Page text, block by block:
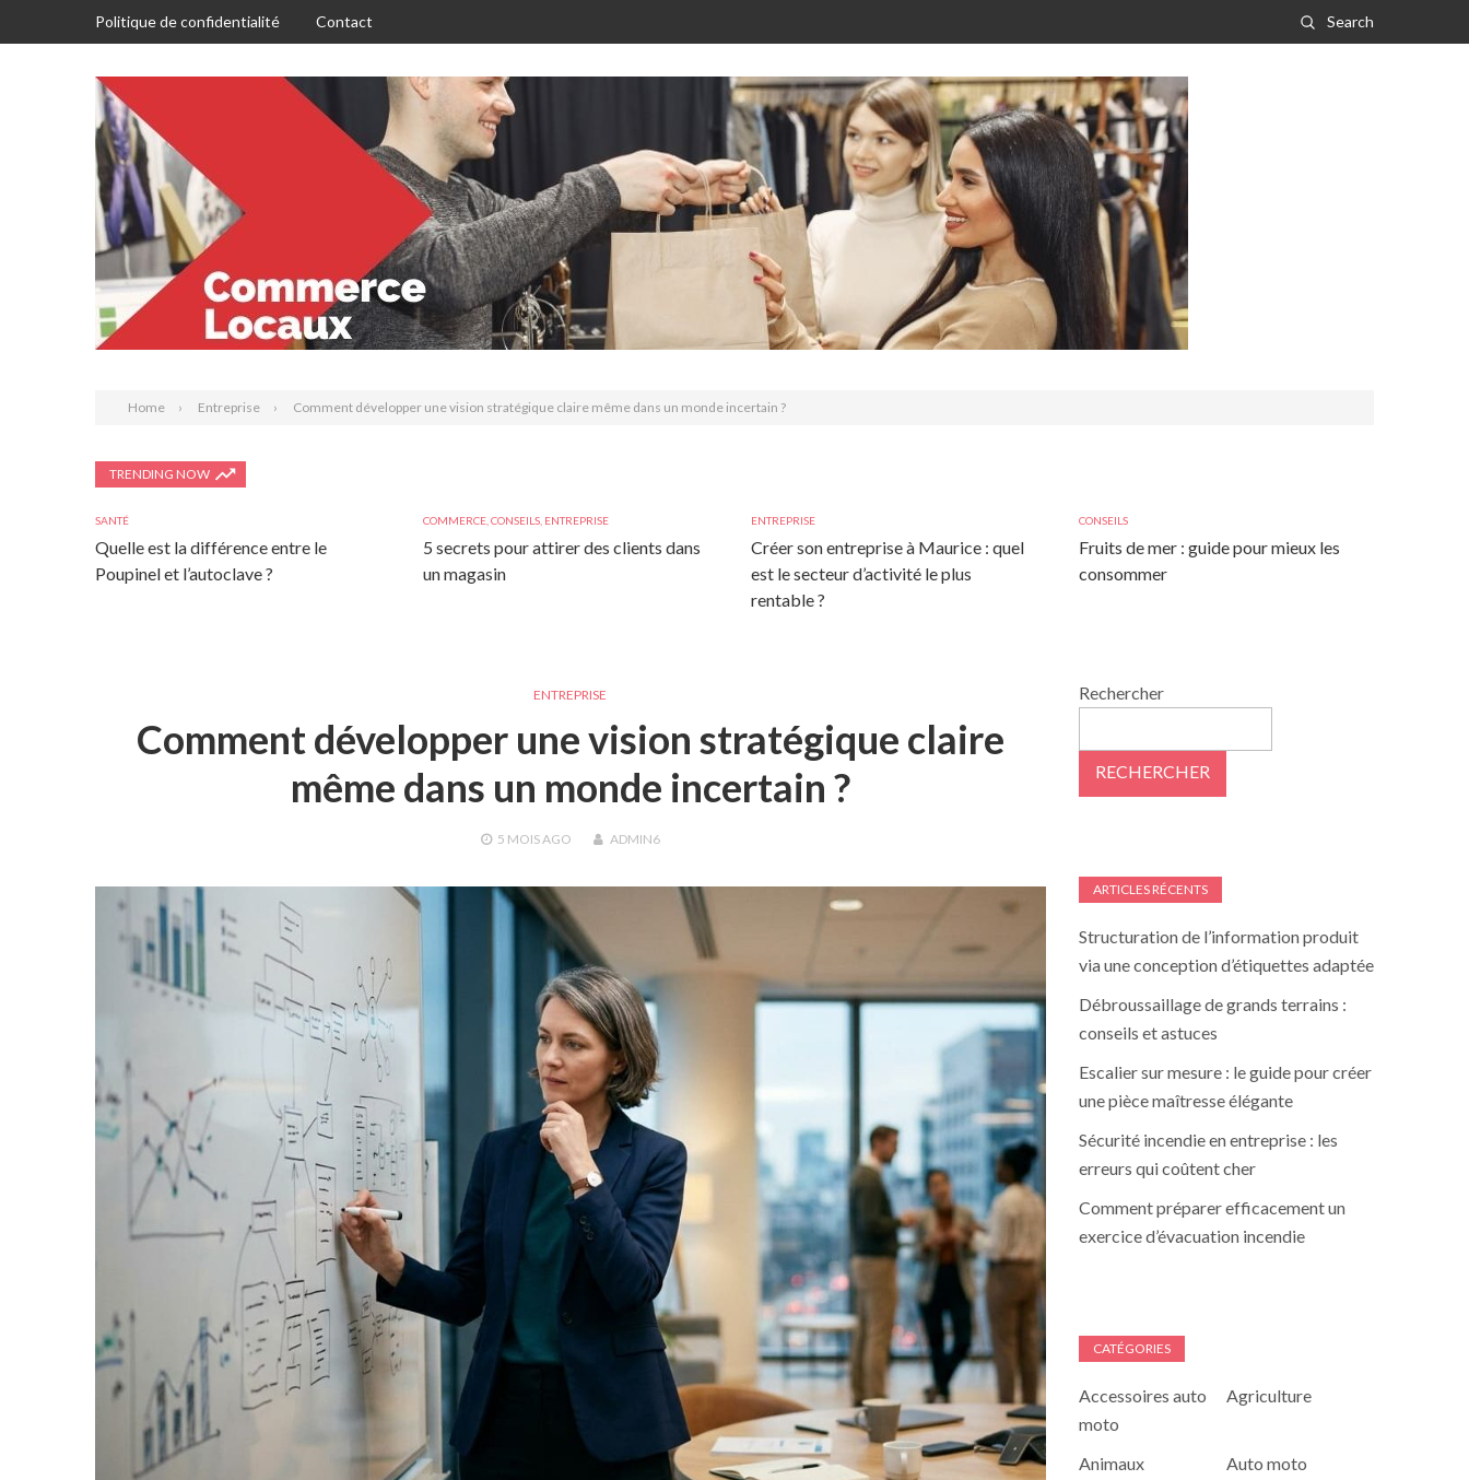
Politique de confidentialité Contact Search
Home Entreprise Comment développer une vision stratégique claire même dans un monde incertain ?
TRENDING NOW
SANTÉ
Quelle est la différence entre le
Poupinel et l’autoclave ?
COMMERCE CONSEILS ENTREPRISE
5 secrets pour attirer des clients dans
un magasin
ENTREPRISE
Créer son entreprise à Maurice : quel
est le secteur d’activité le plus
rentable ?
CONSEILS
Fruits de mer : guide pour mieux les
consommer
ENTREPRISE
Comment développer une vision stratégique claire
même dans un monde incertain ?
5 MOISAGO ADMIN6
Rechercher
RECHERCHER
ARTICLES RÉCENTS
Structuration de l’information produit
via une conception d’étiquettes adaptée
Débroussaillage de grands terrains :
conseils et astuces
Escalier sur mesure : le guide pour créer
une pièce maîtresse élégante
Sécurité incendie en entreprise : les
erreurs qui coûtent cher
Comment préparer efficacement un
exercice d’évacuation incendie
CATÉGORIES
Accessoires auto
moto
Agriculture
Animaux
Auto moto